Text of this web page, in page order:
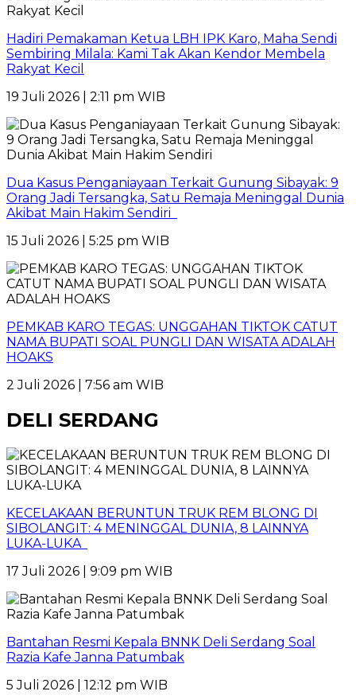
Hadiri Pemakaman Ketua LBH IPK Karo, Maha Sendi
Sembiring Milala: Kami Tak Akan Kendor Membela
Rakyat Kecil
19 Juli 2026 | 2:11 pm WIB
Dua Kasus Penganiayaan Terkait Gunung Sibayak: 9
Orang Jadi Tersangka, Satu Remaja Meninggal Dunia
Akibat Main Hakim Sendiri
15 Juli 2026 | 5:25 pm WIB
PEMKAB KARO TEGAS: UNGGAHAN TIKTOK CATUT
NAMA BUPATI SOAL PUNGLI DAN WISATA ADALAH
HOAKS
2 Juli 2026 | 7:56 am WIB
DELI SERDANG
KECELAKAAN BERUNTUN TRUK REM BLONG DI
SIBOLANGIT: 4 MENINGGAL DUNIA, 8 LAINNYA
LUKA-LUKA
17 Juli 2026 | 9:09 pm WIB
Bantahan Resmi Kepala BNNK Deli Serdang Soal
Razia Kafe Janna Patumbak
5 Juli 2026 | 12:12 pm WIB